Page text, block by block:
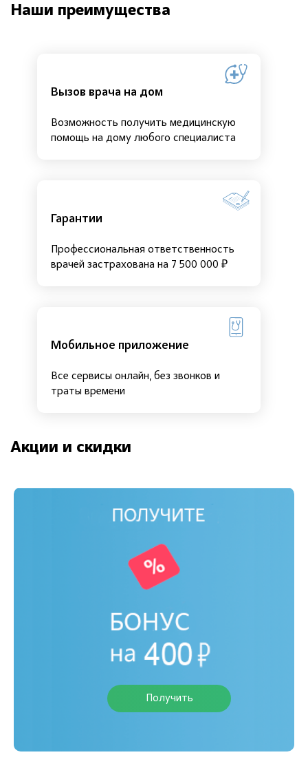
Наши преимущества
Вызов врача на дом
Возможность получить медицинскую
помощь на дому любого специалиста
Гарантии
Профессиональная ответственность
врачей застрахована на 7 500 000 ₽
Мобильное приложение
Все сервисы онлайн, без звонков и
траты времени
Акции и скидки
Получить